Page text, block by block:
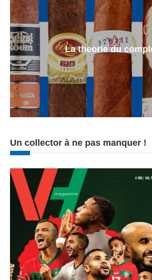
La theorie du
Un collector à ne pas manquer !